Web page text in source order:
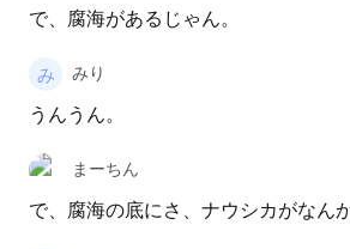
で、腐海があるじゃん。
みり
うんうん。
まーちん
で、腐海の底にさ、ナウシカがなん